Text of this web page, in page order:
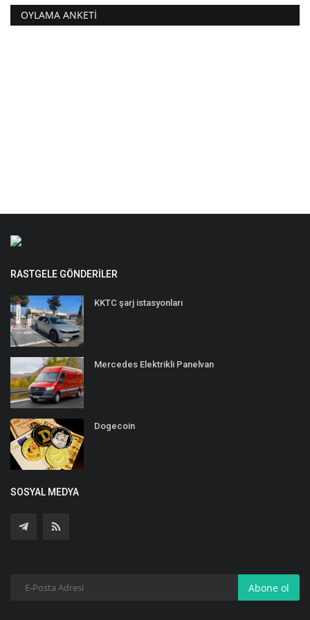
OYLAMA ANKETI
RASTGELE GÖNDERILER
KKTC şarj istasyonları
Mercedes Elektrikli Panelvan
Dogecoin
SOSYAL MEDYA
Abone ol